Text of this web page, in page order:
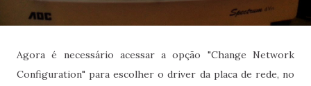
Agora é necessário acessar a opção "Change Network
Configuration" para escolher o driver da placa de rede, no